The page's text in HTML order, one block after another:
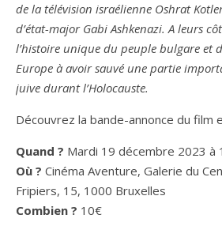
de la télévision israélienne Oshrat
d’état-major Gabi Ashkenazi. A leurs
l’histoire unique du peuple bulgare et
Europe à avoir sauvé une partie
juive durant l’Holocauste.
Découvrez la bande-annonce du film
Quand ? Mardi 19 décembre 2023 à
Où ? Cinéma Aventure, Galerie du
Fripiers, 15, 1000 Bruxelles
Combien ? 10€